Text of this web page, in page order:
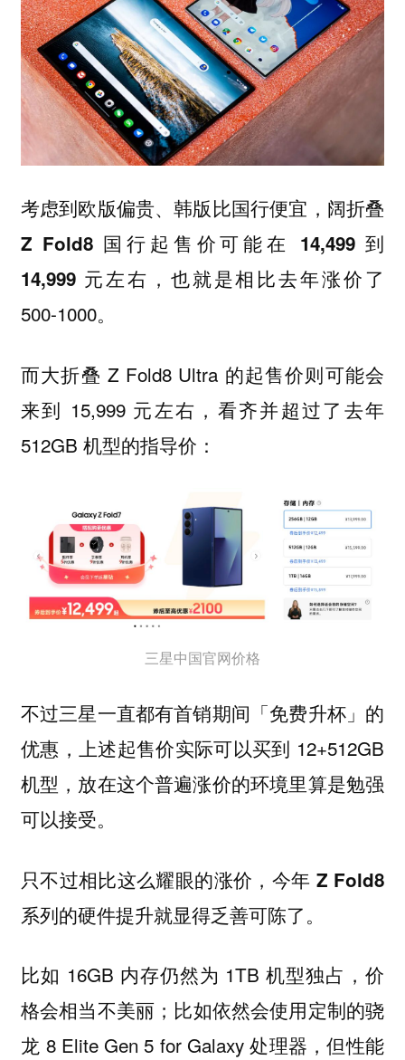
考虑到欧版偏贵、韩版比国行便宜， 阔折叠
Z Fold8 国行起售价可能在 14,499 到
14,999 元左右 ，也就是相比去年涨价了
500-1000。
而大折叠 Z Fold8 Ultra 的起售价则可能会
来到 15,999 元左右，看齐并超过了去年
512GB 机型的指导价：
三星中国官网价格
不过三星一直都有首销期间「免费升杯」的
优惠，上述起售价实际可以买到 12+512GB
机型，放在这个普遍涨价的环境里算是勉强
可以接受。
只不过相比这么耀眼的涨价，今年 Z Fold8
系列的硬件提升就显得乏善可陈了。
比如 16GB 内存仍然为 1TB 机型独占，价
格会相当不美丽；比如依然会使用定制的骁
龙 8 Elite Gen 5 for Galaxy 处理器，但性能